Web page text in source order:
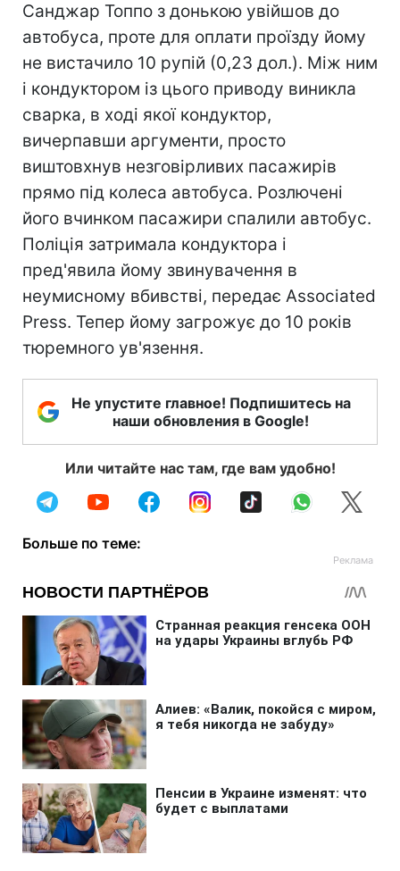
Санджар Топпо з донькою увійшов до
автобуса, проте для оплати проїзду йому
не вистачило 10 рупій (0,23 дол.). Між ним
і кондуктором із цього приводу виникла
сварка, в ході якої кондуктор,
вичерпавши аргументи, просто
виштовхнув незговірливих пасажирів
прямо під колеса автобуса. Розлючені
його вчинком пасажири спалили автобус.
Поліція затримала кондуктора і
пред'явила йому звинувачення в
неумисному вбивстві, передає Associated
Press. Тепер йому загрожує до 10 років
тюремного ув'язення.
Не упустите главное! Подпишитесь на
наши обновления в Google!
Или читайте нас там, где вам удобно!
Больше по теме: